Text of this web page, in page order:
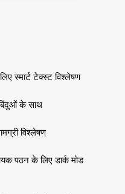
स्मार्ट टेक्स्ट विश्लेषण
के साथ
विश्लेषण
पठन के लिए डार्क मोड